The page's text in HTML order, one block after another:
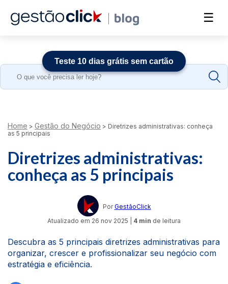
☰
Search
Home > Gestão do Negócio > Diretrizes administrativas: conheça
as 5 principais
Diretrizes administrativas:
conheça as 5 principais
Por GestãoClick
Atualizado em 26 nov 2025 4 min de leitura
Descubra as 5 principais diretrizes administrativas para
organizar, crescer e profissionalizar seu negócio com
estratégia e eficiência.
Teste 10 dias grátis sem cartão